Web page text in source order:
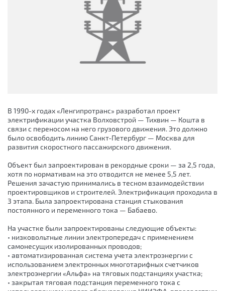
В 1990-х годах «Ленгипротранс» разработал проект
электрификации участка Волховстрой — Тихвин — Кошта в
связи с переносом на него грузового движения. Это должно
было освободить линию Санкт-Петербург — Москва для
развития скоростного пассажирского движения.
Объект был запроектирован в рекордные сроки — за 2,5 года,
хотя по нормативам на это отводится не менее 5,5 лет.
Решения зачастую принимались в тесном взаимодействии
проектировщиков и строителей. Электрификация проходила в
3 этапа. Была запроектирована станция стыкования
постоянного и переменного тока — Бабаево.
На участке были запроектированы следующие объекты:
• низковольтные линии электропередач с применением
самонесущих изолированных проводов;
• автоматизированная система учета электроэнергии с
использованием электронных многотарифных счетчиков
электроэнергии «Альфа» на тяговых подстанциях участка;
• закрытая тяговая подстанция переменного тока с